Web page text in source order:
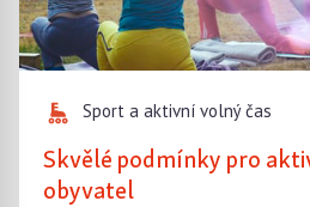
Sport a aktivní volný čas
Skvělé podmínky pro
obyvatel